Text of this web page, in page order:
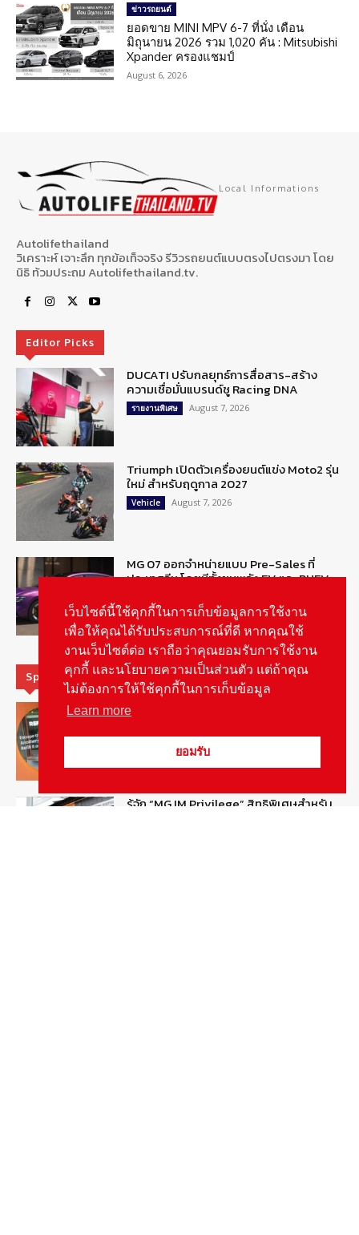
ข่าวรถยนต์
ยอดขาย MINI MPV 6-7 ที่นั่ง เดือน
มิถุนายน 2026 รวม 1,020 คัน : Mitsubishi
Xpander ครองแชมป์
August 6, 2026
Local Informations
Autolifethailand
วิเคราะห์ เจาะลึก ทุกข้อเท็จจริง รีวิวรถยนต์แบบตรงไปตรงมา โดย
นิธิ ท้วมประถม Autolifethailand.tv.
Editor Picks
DUCATI ปรับกลยุทธ์การสื่อสาร-สร้าง
ความเชื่อมั่นแบรนด์ชู Racing DNA
รายงานพิเศษ August 7, 2026
Triumph เปิดตัวเครื่องยนต์แข่ง Moto2 รุ่น
ใหม่ สำหรับฤดูกาล 2027
Vehicle August 7, 2026
MG 07 ออกจำหน่ายแบบ Pre-Sales ที่
ประเทศจีน โดยมีทั้งขุมพลัง EV และ PHEV
Special Picks
MG ลั่นกลองรบ! เตรียมลุยชิงส่วนแบ่งตลาด
รู้จัก “MG IM Privilege” สิทธิพิเศษสำหรับ
เว็บไซต์นี้ใช้คุกกี้ในการเก็บข้อมูลการใช้งาน
เพื่อให้คุณได้รับประสบการณ์ที่ดี หากคุณใช้
งานเว็บไซต์ต่อ เราถือว่าคุณยอมรับการใช้งาน
คุกกี้ และนโยบายความเป็นส่วนตัว แต่ถ้าคุณ
ไม่ต้องการให้ใช้คุกกี้ในการเก็บข้อมูล
Learn more
ยอมรับ